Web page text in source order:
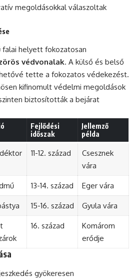
megoldásokkal válaszoltak
falai helyett fokozatosan
védvonalak. A külső és belső
tette a fokozatos védekezést.
kifinomult védelmi megoldások
biztosították a bejárat
Fejlődési
időszak
Jellemző
példa
11-12. század
Csesznek
vára
13-14. század Eger vára
15-16. század Gyula vára
16. század
Komárom
erődje
gyökeresen